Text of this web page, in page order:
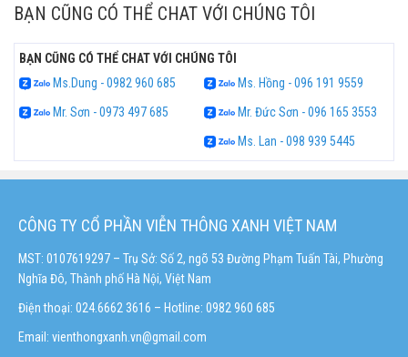
BẠN CŨNG CÓ THỂ CHAT VỚI CHÚNG TÔI
BẠN CŨNG CÓ THỂ CHAT VỚI CHÚNG TÔI
Ms.Dung - 0982 960 685
Ms. Hồng - 096 191 9559
Mr. Sơn - 0973 497 685
Mr. Đức Sơn - 096 165 3553
Ms. Lan - 098 939 5445
CÔNG TY CỔ PHẦN VIỄN THÔNG XANH VIỆT NAM
MST: 0107619297 – Trụ Sở: Số 2, ngõ 53 Đường Phạm Tuấn Tài, Phường
Nghĩa Đô, Thành phố Hà Nội, Việt Nam
Điện thoại: 024.6662 3616 – Hotline: 0982 960 685
Email: vienthongxanh.vn@gmail.com